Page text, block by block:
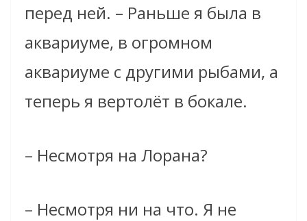
перед ней. – Раньше я была в
аквариуме, в огромном
аквариуме с другими рыбами, а
теперь я вертолёт в бокале.
– Несмотря на Лорана?
– Несмотря ни на что. Я не